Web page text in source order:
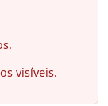
visíveis.